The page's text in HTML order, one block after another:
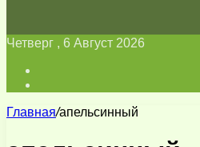
Четверг , 6 Август 2026
Главная/апельсинный